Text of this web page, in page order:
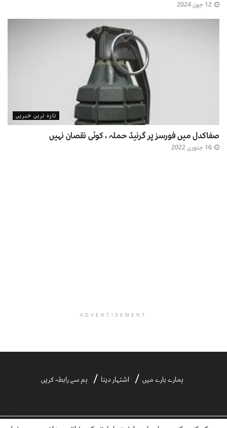
تازہ ترین خبریں
صفاکدل میں فورسز پر گرنیڈ حملہ ، کوئی نقصان نہیں
ADVERTISEMENT
ہمارے بارے میں اشتہار دینا ہم سے رابطہ کریں